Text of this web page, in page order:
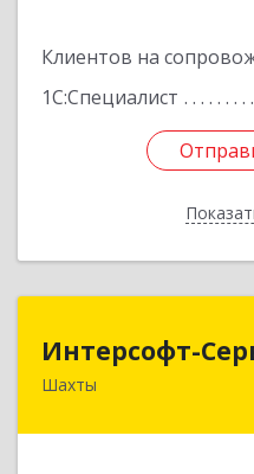
Клиентов на
1С:Специалист
Интерсофт-
Шахты
346480, Ростовская